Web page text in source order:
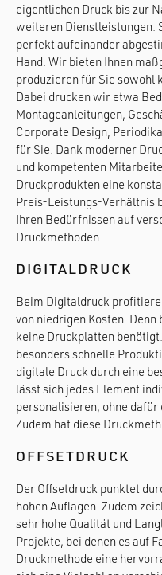
eigentlichen Druck bis zur
weiteren Dienstleistungen.
perfekt aufeinander
Hand. Wir bieten Ihnen
produzieren für Sie sowohl
Dabei drucken wir etwa
Montageanleitungen,
Corporate Design,
für Sie. Dank moderner
und kompetenten
Druckprodukten eine
Preis-Leistungs-Verhältnis
Ihren Bedürfnissen auf
Druckmethoden.
DIGITALDRUCK
Beim Digitaldruck
von niedrigen Kosten.
keine Druckplatten
besonders schnelle
digitale Druck durch eine
lässt sich jedes Element
personalisieren, ohne dafür
Zudem hat diese
OFFSETDRUCK
Der Offsetdruck punktet
hohen Auflagen. Zudem
sehr hohe Qualität und
Projekte, bei denen es auf
Druckmethode eine